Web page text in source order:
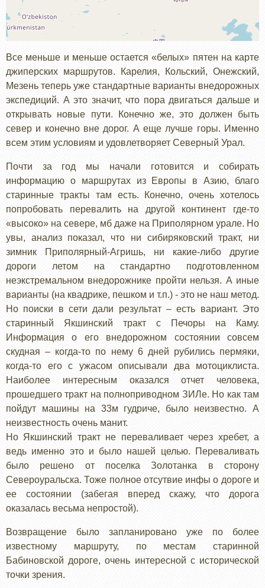
Все меньше и меньше остается «белых» пятен на карте
джиперских маршрутов. Карелия, Кольский, Онежский,
Мезень теперь уже стандартные варианты внедорожных
экспедиций. А это значит, что пора двигаться дальше и
открывать новые пути. Конечно же, это должен быть
север и конечно вне дорог. А еще лучше горы. Именно
всем этим условиям и удовлетворяет Северный Урал.
Почти за год мы начали готовится и собирать
информацию о маршрутах из Европы в Азию, благо
старинные тракты там есть. Конечно, очень хотелось
попробовать перевалить на другой континент где-то
«высоко» на севере, мб даже на Приполярном урале. Но
увы, анализ показал, что ни сибиряковский тракт, ни
зимник Приполярный-Агришь, ни какие-либо другие
дороги летом на стандартно подготовленном
неэкстремальном внедорожнике пройти нельзя. А иные
варианты (на квадрике, пешком и т.п.) - это не наш метод.
Но поиски в сети дали результат – есть вариант. Это
старинный Якшинский тракт с Печоры на Каму.
Информация о его внедорожном состоянии совсем
скудная – когда-то по нему 6 дней рубились пермяки,
когда-то его с ужасом описывали два мотоциклиста.
Наиболее интересным оказался отчет человека,
прошедшего тракт на полноприводном ЗИЛе. Но как там
пойдут машины на 33м гудриче, было неизвестно. А
неизвестность очень манит.
Но Якшинский тракт не переваливает через хребет, а
ведь именно это и было нашей целью. Переваливать
было решено от поселка Золотанка в сторону
Североуральска. Тоже полное отсутвие инфы о дороге и
ее состоянии (забегая вперед скажу, что дорога
оказалась весьма непростой).
Возвращение было запланировано уже по более
известному маршруту, по местам старинной
Бабиновcкой дороге, очень интересной с исторической
точки зрения.